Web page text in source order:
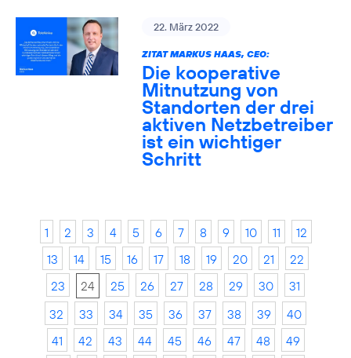
22. März 2022
ZITAT MARKUS HAAS, CEO:
Die kooperative
Mitnutzung von
Standorten der drei
aktiven Netzbetreiber
ist ein wichtiger
Schritt
1 2 3 4 5 6 7 8 9 10 11
12
13
14 15 16 17 18 19 20 21
22
23
24 25 26 27 28 29 30
31
32
33 34 35 36 37 38 39
40
41
42 43 44 45 46 47 48
49